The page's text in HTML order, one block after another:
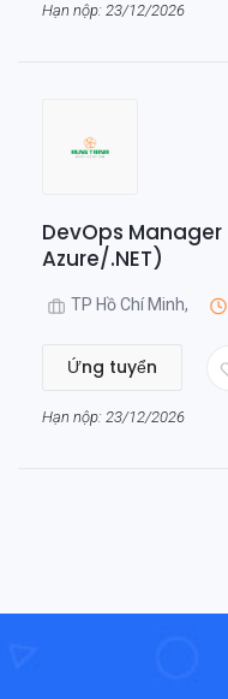
Hạn nộp: 23/12/2026
DevOps
Azure/.NET)
TP Hồ Chí Minh,
Ứng tuyển
Hạn nộp: 23/12/2026